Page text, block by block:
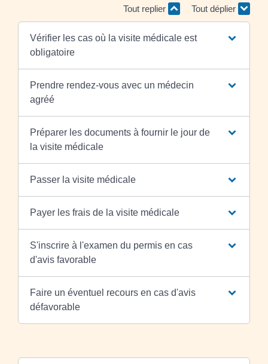
Tout replier Tout déplier
Vérifier les cas où la visite médicale est
obligatoire
Prendre rendez-vous avec un médecin
agréé
Préparer les documents à fournir le jour de
la visite médicale
Passer la visite médicale
Payer les frais de la visite médicale
S'inscrire à l'examen du permis en cas
d'avis favorable
Faire un éventuel recours en cas d'avis
défavorable